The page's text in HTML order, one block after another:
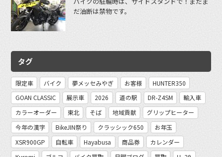
だ油断は禁物です。
タグ
限定車 バイク 夢メッセみやぎ お客様
HUNTER350
GOAN CLASSIC
展示車 2026 道の駅 DR-Z4SM
輸入車
カラーオーダー
東北 そば 地域貢献
グリップヒーター
今年の漢字
BikeJIN祭り クラッシック650
お年玉
XSR900GP
自転車 Hayabusa 商品券
カレンダー